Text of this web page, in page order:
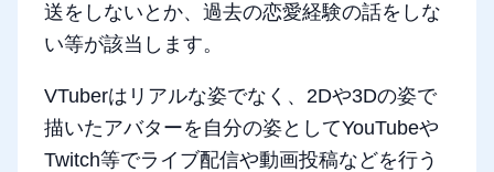
送をしないとか、過去の恋愛経験の話をしな
い等が該当します。
VTuberはリアルな姿でなく、2Dや3Dの姿で
描いたアバターを自分の姿としてYouTubeや
Twitch等でライブ配信や動画投稿などを行う